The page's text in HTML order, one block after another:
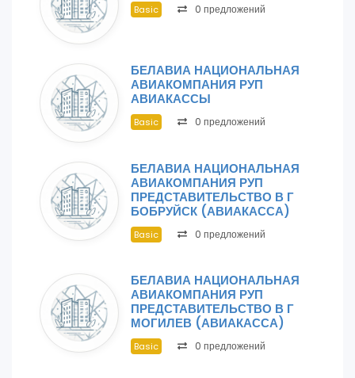
Basic 0 предложений
БЕЛАВИА НАЦИОНАЛЬНАЯ
АВИАКОМПАНИЯ РУП
АВИАКАССЫ
Basic 0 предложений
БЕЛАВИА НАЦИОНАЛЬНАЯ
АВИАКОМПАНИЯ РУП
ПРЕДСТАВИТЕЛЬСТВО В Г
БОБРУЙСК (АВИАКАССА)
Basic 0 предложений
БЕЛАВИА НАЦИОНАЛЬНАЯ
АВИАКОМПАНИЯ РУП
ПРЕДСТАВИТЕЛЬСТВО В Г
МОГИЛЕВ (АВИАКАССА)
Basic 0 предложений